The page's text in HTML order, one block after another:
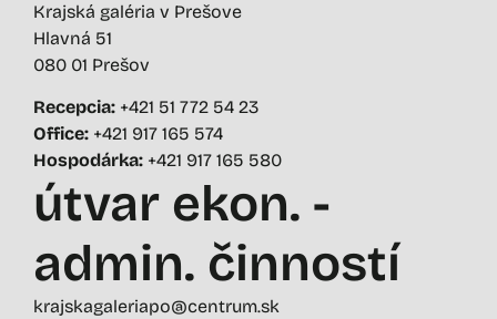
Krajská galéria v Prešove
Hlavná 51
080 01 Prešov
Recepcia: +421 51 772 54 23
Office: +421 917 165 574
Hospodárka: +421 917 165 580
útvar ekon. -
admin. činností
krajskagaleriapo@centrum.sk